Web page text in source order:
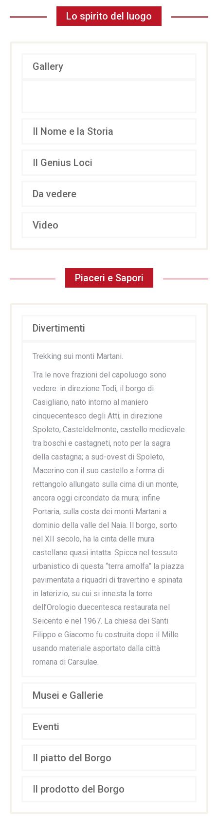
Lo spirito del luogo
Gallery
Il Nome e la Storia
Il Genius Loci
Da vedere
Video
Piaceri e Sapori
Divertimenti
Trekking sui monti Martani.
Tra le nove frazioni del capoluogo sono
vedere: in direzione Todi, il borgo di
Casigliano, nato intorno al maniero
cinquecentesco degli Atti; in direzione
Spoleto, Casteldelmonte, castello medievale
tra boschi e castagneti, noto per la sagra
della castagna; a sud-ovest di Spoleto,
Macerino con il suo castello a forma di
rettangolo allungato sulla cima di un monte,
ancora oggi circondato da mura; infine
Portaria, sulla costa dei monti Martani a
dominio della valle del Naia. Il borgo, sorto
nel XII secolo, ha la cinta delle mura
castellane quasi intatta. Spicca nel tessuto
urbanistico di questa “terra arnolfa” la piazza
pavimentata a riquadri di travertino e spinata
in laterizio, su cui si innesta la torre
dell’Orologio duecentesca restaurata nel
Seicento e nel 1967. La chiesa dei Santi
Filippo e Giacomo fu costruita dopo il Mille
usando materiale asportato dalla città
romana di Carsulae.
Musei e Gallerie
Eventi
Il piatto del Borgo
Il prodotto del Borgo